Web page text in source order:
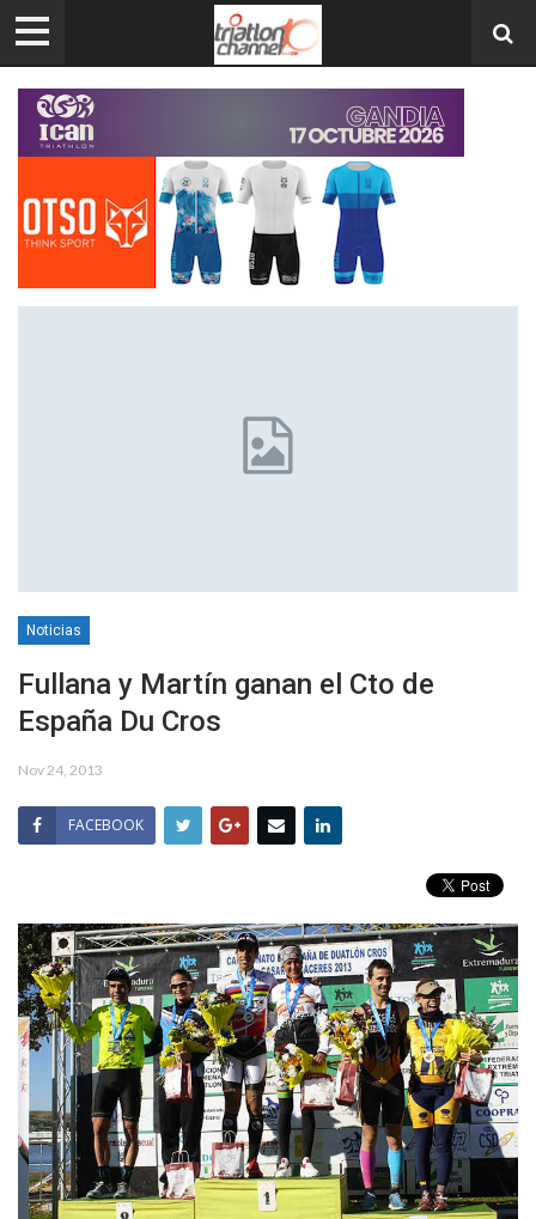
Noticias
Fullana y Martín ganan el Cto de
España Du Cros
Nov 24, 2013
FACEBOOK